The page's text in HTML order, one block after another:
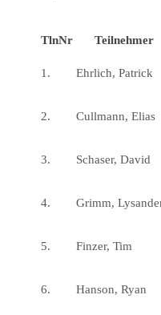
TlnNr Teilnehmer
1. Ehrlich, Patrick
2. Cullmann, Elias
3. Schaser, David
4. Grimm,
5. Finzer, Tim
6. Hanson, Ryan